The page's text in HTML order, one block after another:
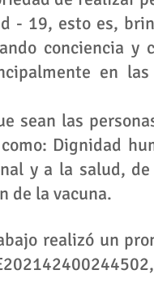
- 19, esto es,
conciencia y
en
sean las
Dignidad
y a la salud,
de la vacuna.
realizó un